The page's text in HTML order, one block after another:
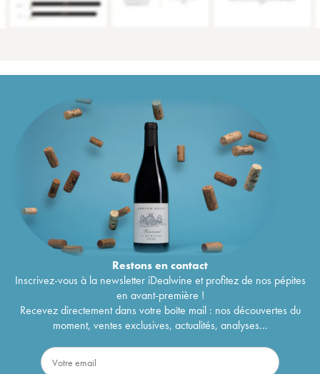
Restons encontact
Inscrivez-vous à la newsletter iDealwine et profitez de nos pépites
en avant-première !
Recevez directement dans votre boîte mail : nos découvertes du
moment, ventes exclusives, actualités, analyses...